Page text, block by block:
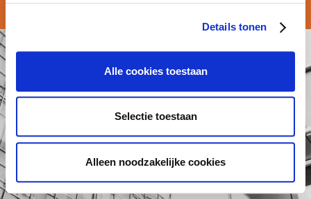
Details tonen
Alle cookies toestaan
Selectie toestaan
Alleen noodzakelijke cookies